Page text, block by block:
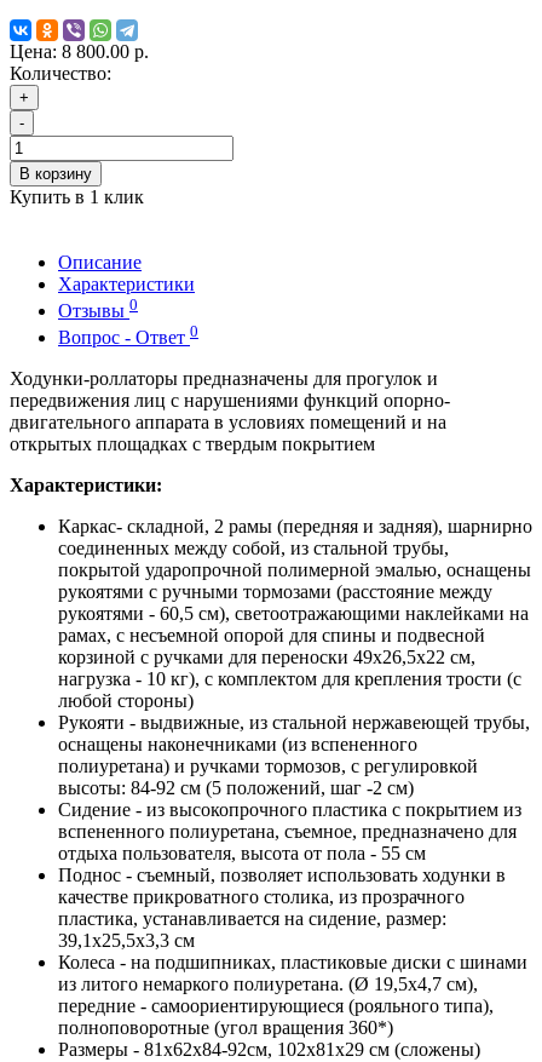
Цена: 8 800.00 р.
Количество:
+
-
В корзину
Купить в 1 клик
Описание
Характеристики
Отзывы 0
Вопрос - Ответ 0
Ходунки-роллаторы предназначены для прогулок и
передвижения лиц с нарушениями функций опорно-
двигательного аппарата в условиях помещений и на
открытых площадках с твердым покрытием
Характеристики:
Каркас- складной, 2 рамы (передняя и задняя), шарнирно
соединенных между собой, из стальной трубы,
покрытой ударопрочной полимерной эмалью, оснащены
рукоятями с ручными тормозами (расстояние между
рукоятями - 60,5 см), светоотражающими наклейками на
рамах, с несъемной опорой для спины и подвесной
корзиной с ручками для переноски 49х26,5х22 см,
нагрузка - 10 кг), с комплектом для крепления трости (с
любой стороны)
Рукояти - выдвижные, из стальной нержавеющей трубы,
оснащены наконечниками (из вспененного
полиуретана) и ручками тормозов, с регулировкой
высоты: 84-92 см (5 положений, шаг -2 см)
Сидение - из высокопрочного пластика с покрытием из
вспененного полиуретана, съемное, предназначено для
отдыха пользователя, высота от пола - 55 см
Поднос - съемный, позволяет использовать ходунки в
качестве прикроватного столика, из прозрачного
пластика, устанавливается на сидение, размер:
39,1х25,5х3,3 см
Колеса - на подшипниках, пластиковые диски с шинами
из литого немаркого полиуретана. (Ø 19,5х4,7 см),
передние - самоориентирующиеся (рояльного типа),
полноповоротные (угол вращения 360*)
Размеры - 81х62х84-92см, 102х81х29 см (сложены)